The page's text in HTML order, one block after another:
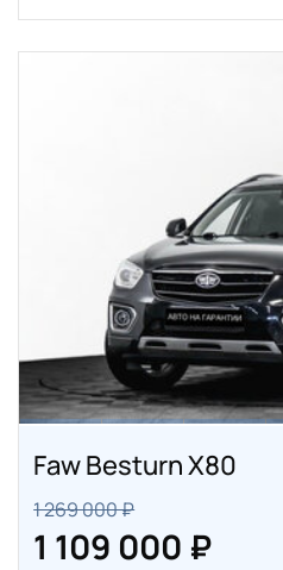
Faw Besturn X80
1 269 000 ₽
1 109 000 ₽